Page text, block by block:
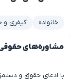
خانواده کیفری و
مشاوره‌های
با ادعای حقوق و